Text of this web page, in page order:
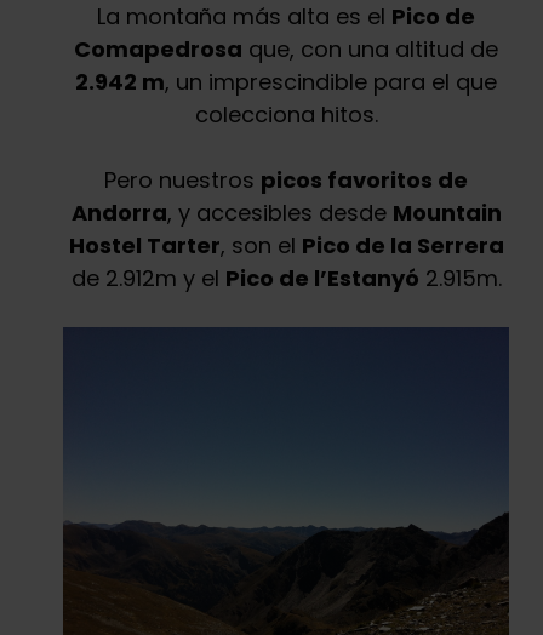
La montaña más alta es el Pico de
Comapedrosa que, con una altitud de
2.942 m, un imprescindible para el que
colecciona hitos.
Pero nuestros picos favoritos de
Andorra, y accesibles desde Mountain
Hostel Tarter, son el Pico de la Serrera
de 2.912m y el Pico de l’Estanyó 2.915m.